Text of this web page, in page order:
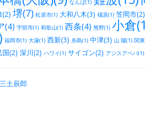
なんば(1)
(2) 堺(7) 松原市(1) 大和八木(3) 橿原(1) 笠岡市(2)
(4) 宇部市(1) 和歌山(1) 西条(4) 熊野(1) 小倉
福岡市(1) 大濠(1) 西新(3) 糸島(1) 中津(3) 山 陽(1) 関
国(2) 深川(2) ハワイ(1) サイゴン(2) アジスアベバ(1)
三土辰郎